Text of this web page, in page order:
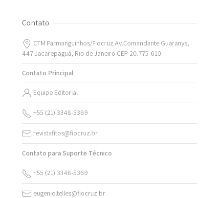
Contato
CTM Farmanguinhos/Fiocruz Av.Comandante Guaranys,
447 Jacarepaguá, Rio de Janeiro CEP 20.775-610
Contato Principal
Equipe Editorial
+55 (21) 3348-5369
revistafitos@fiocruz.br
Contato para Suporte Técnico
+55 (21) 3348-5369
eugenio.telles@fiocruz.br